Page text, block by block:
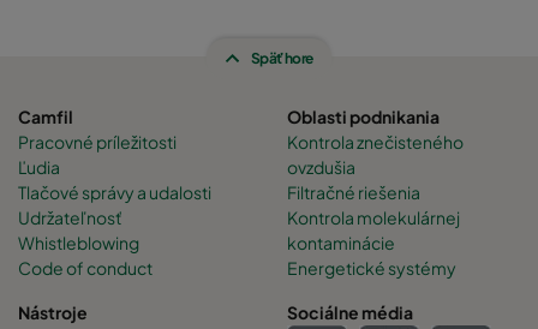
Späť hore
Camfil
Pracovné príležitosti
Ľudia
Tlačové správy a udalosti
Udržateľnosť
Whistleblowing
Code of conduct
Oblasti podnikania
Kontrola znečisteného
ovzdušia
Filtračné riešenia
Kontrola molekulárnej
kontaminácie
Energetické systémy
Nástroje
Sociálne média